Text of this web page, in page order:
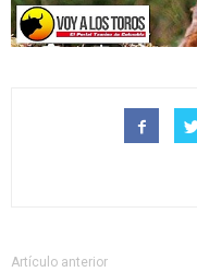
Artículo anterior